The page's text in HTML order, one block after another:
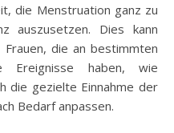
die Menstruation ganz zu
auszusetzen. Dies kann
die an bestimmten
Ereignisse haben, wie
die gezielte Einnahme der
Bedarf anpassen.